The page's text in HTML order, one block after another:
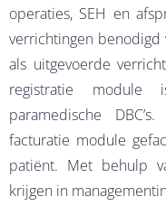
operaties, SEH en
verrichtingen benodigd
als uitgevoerde
registratie
paramedische
facturatie module
patiënt. Met behulp
krijgen in